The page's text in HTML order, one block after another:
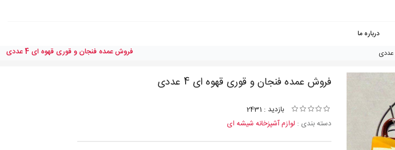
درباره ما
فروش عمده فنجان و قوری قهوه ای 4 عددی
فروش عمده فنجان و قوری قهوه ای 4 عددی
بازدید : 2431
دسته بندی : لوازم آشپزخانه شیشه ای